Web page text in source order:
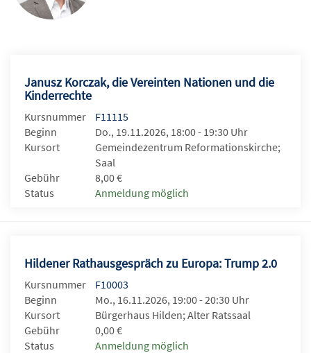
Janusz Korczak, die Vereinten Nationen und die
Kinderrechte
Kursnummer
F11115
Beginn
Do., 19.11.2026, 18:00 - 19:30 Uhr
Kursort
Gemeindezentrum Reformationskirche;
Saal
Gebühr
8,00 €
Status
Anmeldung möglich
Hildener Rathausgespräch zu Europa: Trump 2.0
Kursnummer
F10003
Beginn
Mo., 16.11.2026, 19:00 - 20:30 Uhr
Kursort
Bürgerhaus Hilden; Alter Ratssaal
Gebühr
0,00 €
Status
Anmeldung möglich